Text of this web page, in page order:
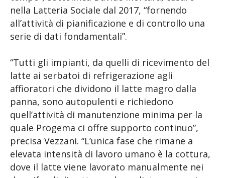
nella Latteria Sociale dal 2017, “fornendo
all’attività di pianificazione e di controllo una
serie di dati fondamentali”.
“Tutti gli impianti, da quelli di ricevimento del
latte ai serbatoi di refrigerazione agli
affioratori che dividono il latte magro dalla
panna, sono autopulenti e richiedono
quell’attività di manutenzione minima per la
quale Progema ci offre supporto continuo”,
precisa Vezzani. “L’unica fase che rimane a
elevata intensità di lavoro umano è la cottura,
dove il latte viene lavorato manualmente nei